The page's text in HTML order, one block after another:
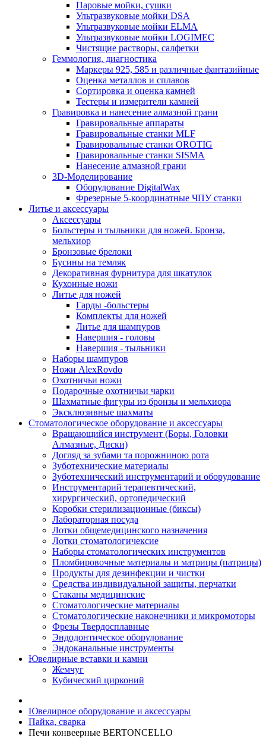
Паровые мойки, сушки
Ультразвуковые мойки DSA
Ультразвуковые мойки ELMA
Ультразвуковые мойки LOGIMEC
Чистящие растворы, салфетки
Геммология, диагностика
Маркеры 925, 585 и различные фантазийные
Оценка металлов и сплавов
Сортировка и оценка камней
Тестеры и измерители камней
Гравировка и нанесение алмазной грани
Гравировальные аппараты
Гравировальные станки MLF
Гравировальные станки OROTIG
Гравировальные станки SISMA
Нанесение алмазной грани
3D-Моделирование
Оборудование DigitalWax
Фрезерные 5-координатные ЧПУ станки
Литье и аксессуары
Аксессуары
Больстеры и тыльники для ножей. Бронза,
мельхиор
Бронзовые брелоки
Бусины на темляк
Декоративная фурнитура для шкатулок
Кухонные ножи
Литье для ножей
Гарды -больстеры
Комплекты для ножей
Литье для шампуров
Навершия - головы
Навершия - тыльники
Наборы шампуров
Ножи AlexRovdo
Охотничьи ножи
Подарочные охотничьи чарки
Шахматные фигуры из бронзы и мельхиора
Эксклюзивные шахматы
Стоматологическое оборудование и аксессуары
Вращающийся инструмент (Боры, Головки
Алмазные, Диски)
Догляд за зубами та порожниною рота
Зуботехнические материалы
Зуботехнический инструментарий и оборудование
Инструментарий терапевтический,
хирургический, ортопедический
Коробки стерилизационные (биксы)
Лабораторная посуда
Лотки общемедицинского назначения
Лотки стоматологичексие
Наборы стоматологических инструментов
Пломбировочные материалы и матрицы (патрицы)
Продукты для дезинфекции и чистки
Средства индивидуальной защиты, перчатки
Стаканы медицинские
Стоматологические материалы
Стоматологические наконечники и микромоторы
Фрезы Твердосплавные
Эндодонтическое оборудование
Эндоканальные инструменты
Ювелирные вставки и камни
Жемчуг
Кубический цирконий
Ювелирное оборудование и аксессуары
Пайка, сварка
Печи конвеерные BERTONCELLO